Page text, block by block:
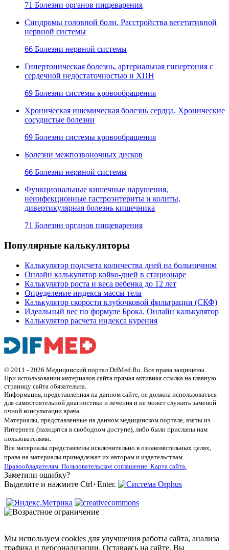
71 Болезни органов пищеварения
Синдромы головной боли. Расстройства вегетативной
нервной системы
66 Болезни нервной системы
Гипертоническая болезнь, артериальная гипертония с
сердечной недостаточностью и ХПН
69 Болезни системы кровообращения
Хроническая ишемическая болезнь сердца. Хронические
сосудистые болезни
69 Болезни системы кровообращения
Болезни межпозвоночных дисков
66 Болезни нервной системы
Функциональные кишечные нарушения,
неинфекционные гастроэнтериты и колиты,
дивертикулярная болезнь кишечника
71 Болезни органов пищеварения
Популярные калькуляторы
Калькулятор подсчета количества дней на больничном
Онлайн калькулятор койко-дней в стационаре
Калькулятор роста и веса ребенка до 12 лет
Определение индекса массы тела
Калькулятор скорости клубочковой фильтрации (СКФ)
Идеальный вес по формуле Брока. Онлайн калькулятор
Калькулятор расчета индекса курения
© 2011 - 2026 Медицинский портал DifMed.Ru. Все права защищены.
При использовании материалов сайта прямая активная ссылка на главную
страницу сайта обязательна.
Информация, представленная на данном сайте, не должна использоваться
для самостоятельной диагностики и лечения и не может служить заменой
очной консультации врача.
Материалы, представленные на данном медицинском портале, взяты из
Интернета (находятся в свободном доступе), либо были присланы нам
пользователями.
Все материалы представлены исключительно в ознакомительных целях,
права на материалы принадлежат их авторам и издательствам.
Правообладателям. Пользовательское соглашение. Карта сайта.
Заметили ошибку?
Выделите и нажмите Ctrl+Enter.
Мы используем cookies для улучшения работы сайта, анализа
трафика и персонализации. Оставаясь на сайте, Вы